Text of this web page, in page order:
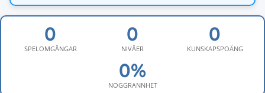
SPELOMGÅNGAR NIVÅER KUNSKAPSPOÄNG
NOGGRANNHET